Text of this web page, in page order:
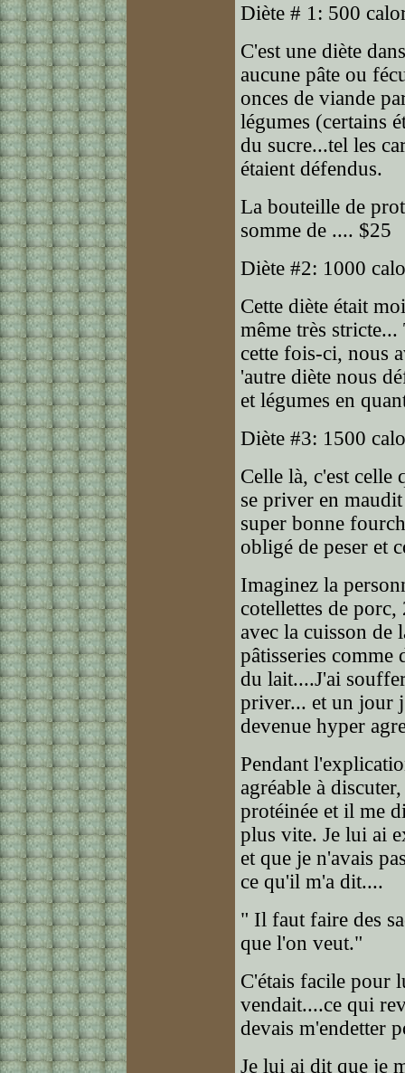
Diète # 1: 500
C'est une diète
aucune pâte ou
onces de viande
légumes (certains
du sucre...tel les
étaient défendus.
La bouteille de
somme de .... $25
Diète #2: 1000
Cette diète était
même très
cette fois-ci, nous
'autre diète nous
et légumes en
Diète #3: 1500
Celle là, c'est
se priver en
super bonne
obligé de peser et
Imaginez la
cotellettes de
avec la cuisson de
pâtisseries comme
du lait....J'ai
priver... et un jour
devenue hyper
Pendant
agréable à
protéinée et il me
plus vite. Je lui ai
et que je n'avais
ce qu'il m'a dit....
" Il faut faire des
que l'on veut."
C'étais facile pour
vendait....ce qui
devais m'endetter
Je lui ai dit que je